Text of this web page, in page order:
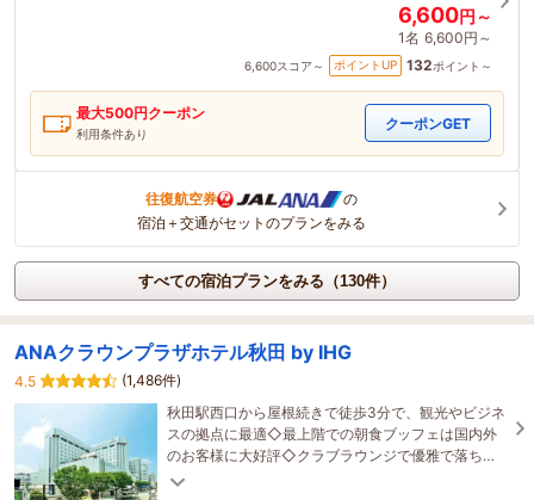
6,600円～
1名 6,600円～
6,600スコア～ ポイントUP 132ポイント～
最大500円クーポン
利用条件あり
クーポンGET
往復航空券
の
宿泊＋交通がセットのプランをみる
すべての宿泊プランをみる（130件）
ANAクラウンプラザホテル秋田 by IHG
4.5
(1,486件)
秋田駅西口から屋根続きで徒歩3分で、観光やビジネ
スの拠点に最適◇最上階での朝食ブッフェは国内外
のお客様に大好評◇クラブラウンジで優雅で落ち着
いたホテルステイを楽しんでみてはいかが？